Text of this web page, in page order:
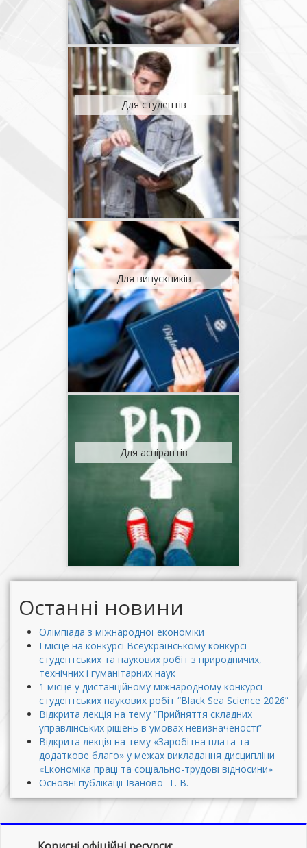
Для студентів
Для випускників
Для аспірантів
Останні новини
Олімпіада з міжнародної економіки
І місце на конкурсі Всеукраїнському конкурсі
студентських та наукових робіт з природничих,
технічних і гуманітарних наук
1 місце у дистанційному міжнародному конкурсі
студентських наукових робіт “Black Sea Science 2026”
Відкрита лекція на тему “Прийняття складних
управлінських рішень в умовах невизначеності”
Відкрита лекція на тему «Заробітна плата та
додаткове благо» у межах викладання дисципліни
«Економіка праці та соціально-трудові відносини»
Основні публікації Іванової Т. В.